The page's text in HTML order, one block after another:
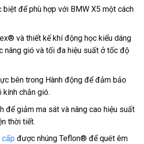
để phù hợp với BMW X5 một cách
và thiết kế khí động học kiểu dáng
nâng gió và tối đa hiệu suất ở tốc độ
bên trong Hành động để đảm bảo
chắn gió.
để giảm ma sát và nâng cao hiệu suất
thời tiết.
cấp được nhúng Teflon® để quét êm